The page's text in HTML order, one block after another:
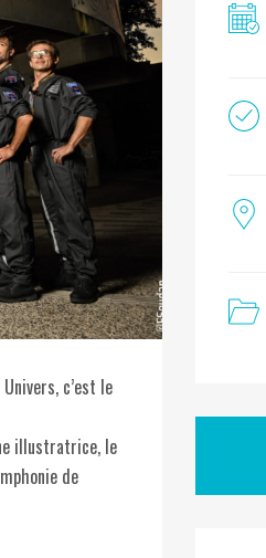
c’est le
illustratrice, le
de